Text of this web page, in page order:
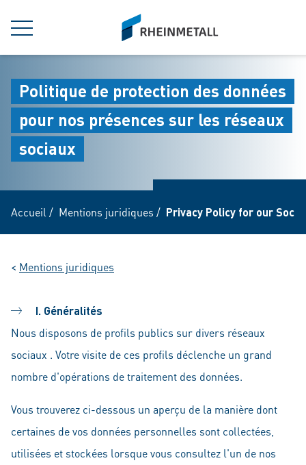
MENU
siteLogo
Politique de protection des données
pour nos présences sur les réseaux
sociaux
Accueil / Mentions juridiques / Privacy Policy for our
< Mentions juridiques
I. Généralités
Nous disposons de profils publics sur divers réseaux
sociaux . Votre visite de ces profils déclenche un grand
nombre d'opérations de traitement des données.
Vous trouverez ci-dessous un aperçu de la manière dont
certaines de vos données personnelles sont collectées,
utilisées et stockées lorsque vous consultez l'un de nos